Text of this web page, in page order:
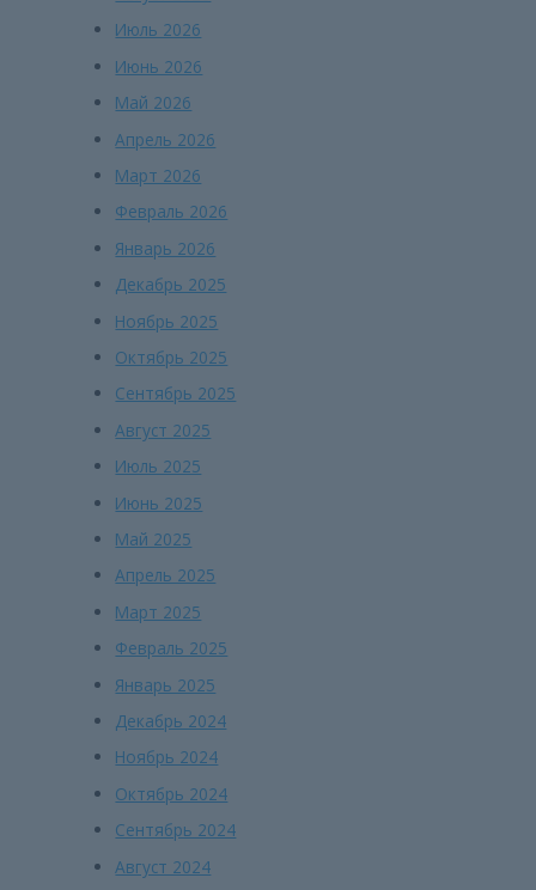
Июль 2026
Июнь 2026
Май 2026
Апрель 2026
Март 2026
Февраль 2026
Январь 2026
Декабрь 2025
Ноябрь 2025
Октябрь 2025
Сентябрь 2025
Август 2025
Июль 2025
Июнь 2025
Май 2025
Апрель 2025
Март 2025
Февраль 2025
Январь 2025
Декабрь 2024
Ноябрь 2024
Октябрь 2024
Сентябрь 2024
Август 2024